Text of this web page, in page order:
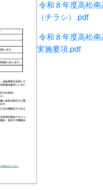
令和８年度高松
（チラシ）.pdf
令和８年度高松
実施要項.pdf